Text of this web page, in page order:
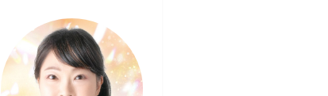
闇の中にも、必ず希望の光は存
在します。 もし今、迷いや苦し
みの中にいるなら、どうかあな
たの声を聞かせてください。 あ
なたの魂に宿る光を呼び覚ま
し、 愛と希望に満ちた未来への